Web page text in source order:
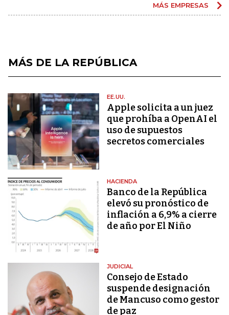
MÁS EMPRESAS
MÁS DE LA REPÚBLICA
EE.UU.
Apple solicita a un juez
que prohíba a OpenAI el
uso de supuestos
secretos comerciales
HACIENDA
Banco de la República
elevó su pronóstico de
inflación a 6,9% a cierre
de año por El Niño
JUDICIAL
Consejo de Estado
suspende designación
de Mancuso como gestor
de paz